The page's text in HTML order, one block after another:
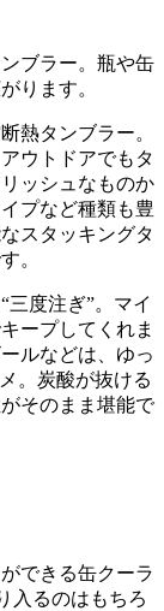
ブラー。瓶や缶
ります。
熱タンブラー。
ウトドアでもタ
ッシュなものか
プなど種類も豊
スタッキングタ
。
度注ぎ”。マイ
ープしてくれま
ルなどは、ゆっ
。炭酸が抜ける
そのまま堪能で
できる缶クーラ
入るのはもちろ